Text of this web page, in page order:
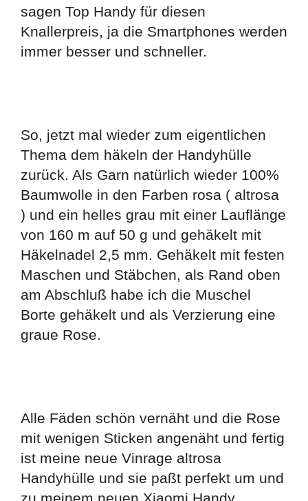
sagen Top Handy für diesen
Knallerpreis, ja die Smartphones werden
immer besser und schneller.
So, jetzt mal wieder zum eigentlichen
Thema dem häkeln der Handyhülle
zurück. Als Garn natürlich wieder 100%
Baumwolle in den Farben rosa ( altrosa
) und ein helles grau mit einer Lauflänge
von 160 m auf 50 g und gehäkelt mit
Häkelnadel 2,5 mm. Gehäkelt mit festen
Maschen und Stäbchen, als Rand oben
am Abschluß habe ich die Muschel
Borte gehäkelt und als Verzierung eine
graue Rose.
Alle Fäden schön vernäht und die Rose
mit wenigen Sticken angenäht und fertig
ist meine neue Vinrage altrosa
Handyhülle und sie paßt perfekt um und